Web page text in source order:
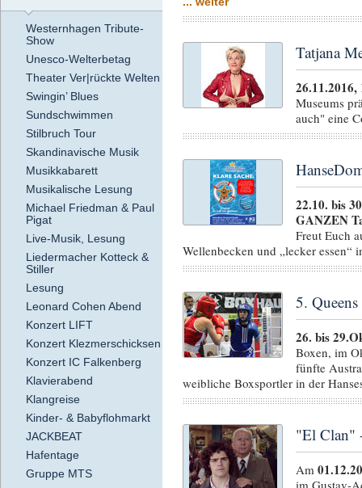
Westernhagen Tribute-
Show
Unesco-Welterbetag
Theater Ver|rückte Welten
Swingin’ Blues
Sundschwimmen
Stilbruch Tour
Skandinavische Musik
Musikkabarett
Musikalische Lesung
Michael Friedman & Paul
Pigat
Live-Musik, Lesung
Liedermacher Kotteck &
Stiller
Lesung
Leonard Cohen Abend
Konzert LIFT
Konzert Klezmerschicksen
Konzert IC Falkenberg
Klavierabend
Klangreise
Kinder- & Babyflohmarkt
JACKBEAT
Hafentage
Gruppe MTS
Tatjana
Museums
auch" eine
22.10. bis
GANZEN
Freut Euch
Wellenbecken und „lecker essen“
5.
26. bis
Boxen, im
fünfte
weibliche Boxsportler in der
"El Clan"
Am